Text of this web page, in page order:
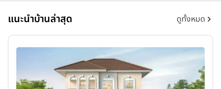
แนะนำบ้านล่าสุด ดูทั้งหมด